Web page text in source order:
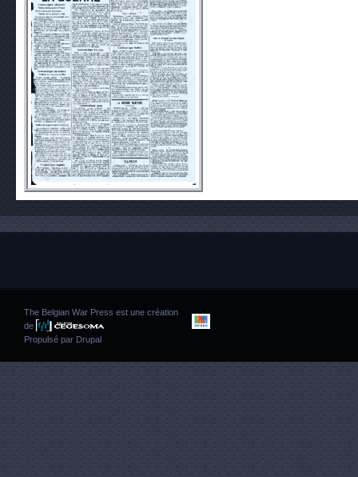
The Belgian War Press est une création
de
Propulsé par Drupal